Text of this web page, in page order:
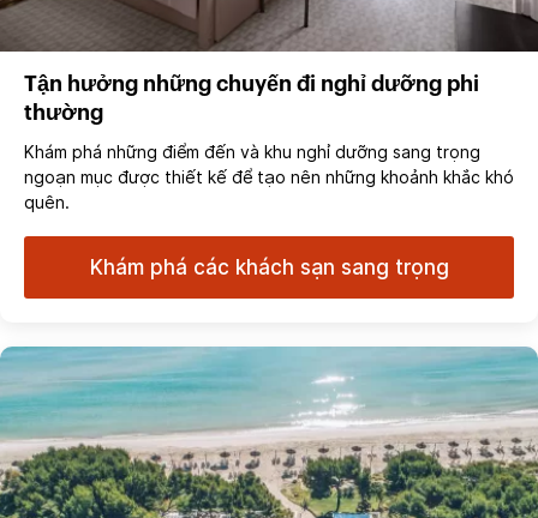
Tận hưởng những chuyến đi nghỉ dưỡng phi
thường
Khám phá những điểm đến và khu nghỉ dưỡng sang trọng
ngoạn mục được thiết kế để tạo nên những khoảnh khắc khó
quên.
Khám phá các khách sạn sang trọng